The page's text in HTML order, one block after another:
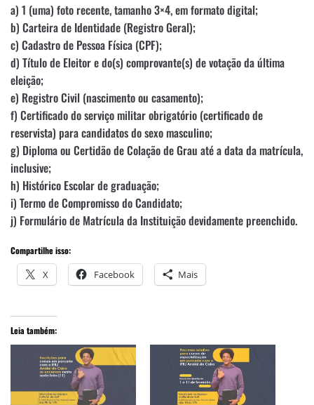
a) 1 (uma) foto recente, tamanho 3×4, em formato digital;
b) Carteira de Identidade (Registro Geral);
c) Cadastro de Pessoa Física (CPF);
d) Título de Eleitor e do(s) comprovante(s) de votação da última
eleição;
e) Registro Civil (nascimento ou casamento);
f) Certificado do serviço militar obrigatório (certificado de
reservista) para candidatos do sexo masculino;
g) Diploma ou Certidão de Colação de Grau até a data da matrícula,
inclusive;
h) Histórico Escolar de graduação;
i) Termo de Compromisso do Candidato;
j) Formulário de Matrícula da Instituição devidamente preenchido.
Compartilhe isso:
X Facebook Mais
Leia também: